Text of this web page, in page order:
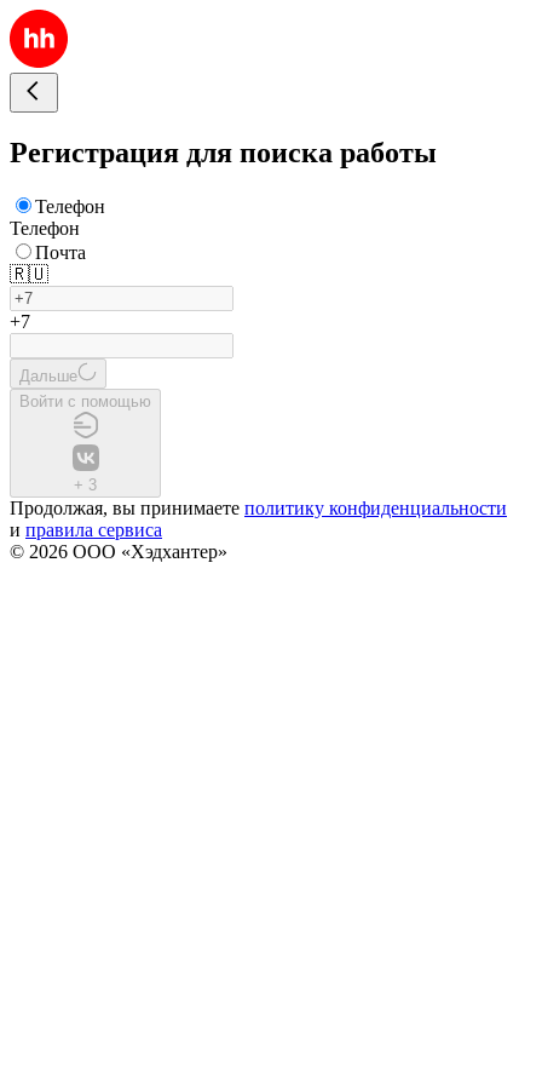
Регистрация для поиска работы
Телефон
Телефон
Почта
🇷🇺
+7
Дальше
Войти с помощью
+ 3
Продолжая, вы принимаете политику конфиденциальности
и правила сервиса
© 2026 ООО «Хэдхантер»